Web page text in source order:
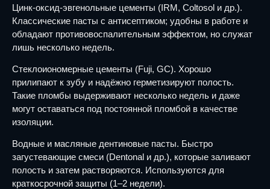
Цинк-оксид-эвгенольные цементы (IRM, Coltosol и др.).
Классические пасты с антисептиком; удобны в работе и
обладают противовоспалительным эффектом, но служат
лишь несколько недель.
Стеклоиономерные цементы (Fuji, GC). Хорошо
прилипают к зубу и надёжно герметизируют полость.
Такие пломбы выдерживают несколько недель и даже
могут оставаться под постоянной пломбой в качестве
изоляции.
Водные и масляные дентиновые пасты. Быстро
загустевающие смеси (Dentonal и др.), которые заливают
полость и затем растворяются. Используются для
краткосрочной защиты (1–2 недели).